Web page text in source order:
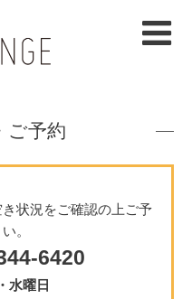
ご予約
状況をご確認の上ご予
。
6420
水曜日